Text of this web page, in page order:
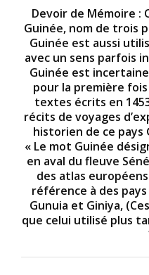
Devoir de Mémoire :
Guinée, nom de trois
Guinée est aussi
avec un sens parfois
Guinée est
pour la première
textes écrits en
récits de voyages
historien de ce pays
« Le mot Guinée
en aval du fleuve
des atlas
référence à des
Gunuia et Giniya,
que celui utilisé plus